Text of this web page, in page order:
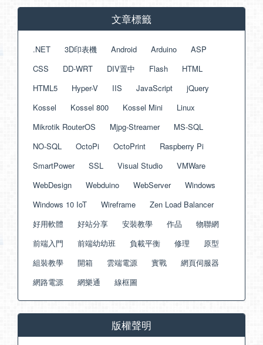
文章標籤
.NET 3D印表機 Android Arduino
ASP
CSS
DD-WRT DIV置中 Flash
HTML
HTML5
Hyper-V IIS JavaScript
jQuery
Kossel
Kossel 800 Kossel Mini
Linux
Mikrotik RouterOS
Mjpg-Streamer
MS-SQL
NO-SQL
OctoPi OctoPrint
Raspberry Pi
SmartPower
SSL Visual Studio
VMWare
WebDesign
Webduino WebServer
Windows
Windows 10 IoT
Wireframe
Zen Load Balancer
好用軟體
好站分享 安裝教學 作品
物聯網
前端入門
前端幼幼班 負載平衡 修理
原型
組裝教學
開箱 雲端電源 實戰
網頁伺服器
網路電源
網樂通 線框圖
版權聲明